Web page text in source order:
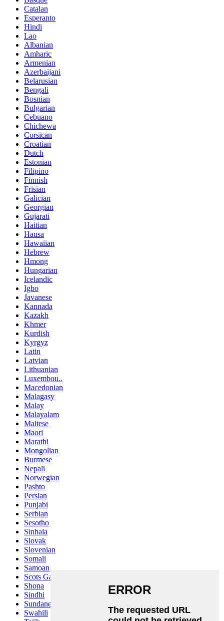
Catalan
Esperanto
Hindi
Lao
Albanian
Amharic
Armenian
Azerbaijani
Belarusian
Bengali
Bosnian
Bulgarian
Cebuano
Chichewa
Corsican
Croatian
Dutch
Estonian
Filipino
Finnish
Frisian
Galician
Georgian
Gujarati
Haitian
Hausa
Hawaiian
Hebrew
Hmong
Hungarian
Icelandic
Igbo
Javanese
Kannada
Kazakh
Khmer
Kurdish
Kyrgyz
Latin
Latvian
Lithuanian
Luxembou..
Macedonian
Malagasy
Malay
Malayalam
Maltese
Maori
Marathi
Mongolian
Burmese
Nepali
Norwegian
Pashto
Persian
Punjabi
Serbian
Sesotho
Sinhala
Slovak
Slovenian
Somali
Samoan
Scots Gaelic
Shona
Sindhi
Sundanese
Swahili